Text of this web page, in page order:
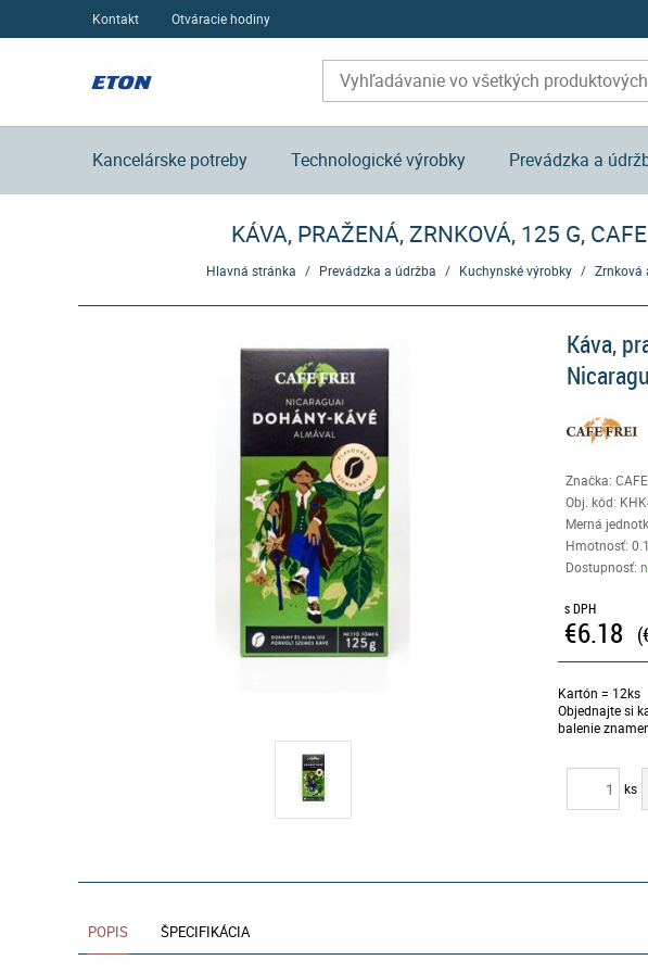
Kontakt Otváracie hodiny
Kancelárske potreby Technologické výrobky Prevádzka a
KÁVA, PRAŽENÁ, ZRNKOVÁ, 125 G,
Hlavná stránka / Prevádzka a údržba / Kuchynské výrobky / Zrnková
Káva,
Značka:
Obj. kód:
Merná
Hmotnosť:
Dostupnosť:
s DPH
€6.18
Kartón = 12ks
Objednajte si
balenie
ks
POPIS ŠPECIFIKÁCIA